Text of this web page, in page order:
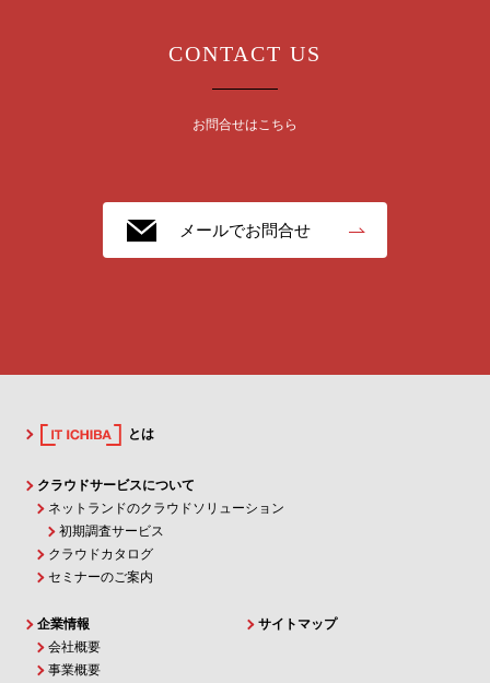
CONTACT US
お問合せはこちら
メールでお問合せ
とは
クラウドサービスについて
ネットランドのクラウドソリューション
初期調査サービス
クラウドカタログ
セミナーのご案内
企業情報
会社概要
事業概要
サイトマップ